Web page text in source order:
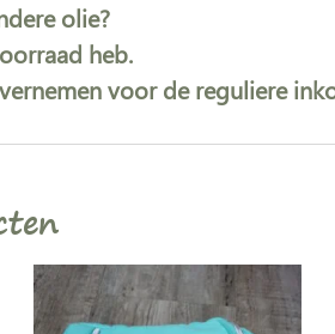
olie?
heb.
voor de reguliere